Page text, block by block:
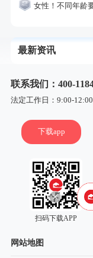
女性！不同年龄要注意这些
最新资讯
联系我们：400-
法定工作日：9:00-
下载app
扫码下载APP
网站地图